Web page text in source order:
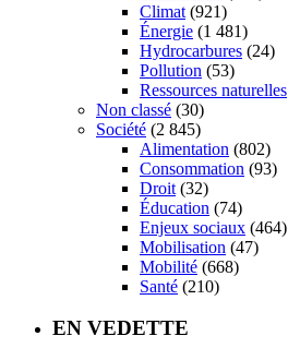
Climat (921)
Énergie (1 481)
Hydrocarbures (24)
Pollution (53)
Ressources naturelles
Non classé (30)
Société (2 845)
Alimentation (802)
Consommation (93)
Droit (32)
Éducation (74)
Enjeux sociaux (464)
Mobilisation (47)
Mobilité (668)
Santé (210)
EN VEDETTE